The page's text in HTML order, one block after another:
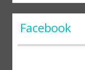
Facebook